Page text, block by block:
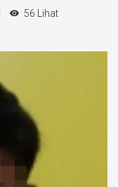
56 Lihat